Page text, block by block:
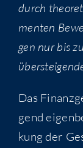
durch
men­ten
gen nur bis
Das
gend
kung der